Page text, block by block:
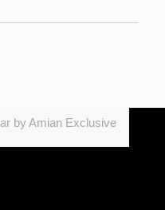
by Amian Exclusive